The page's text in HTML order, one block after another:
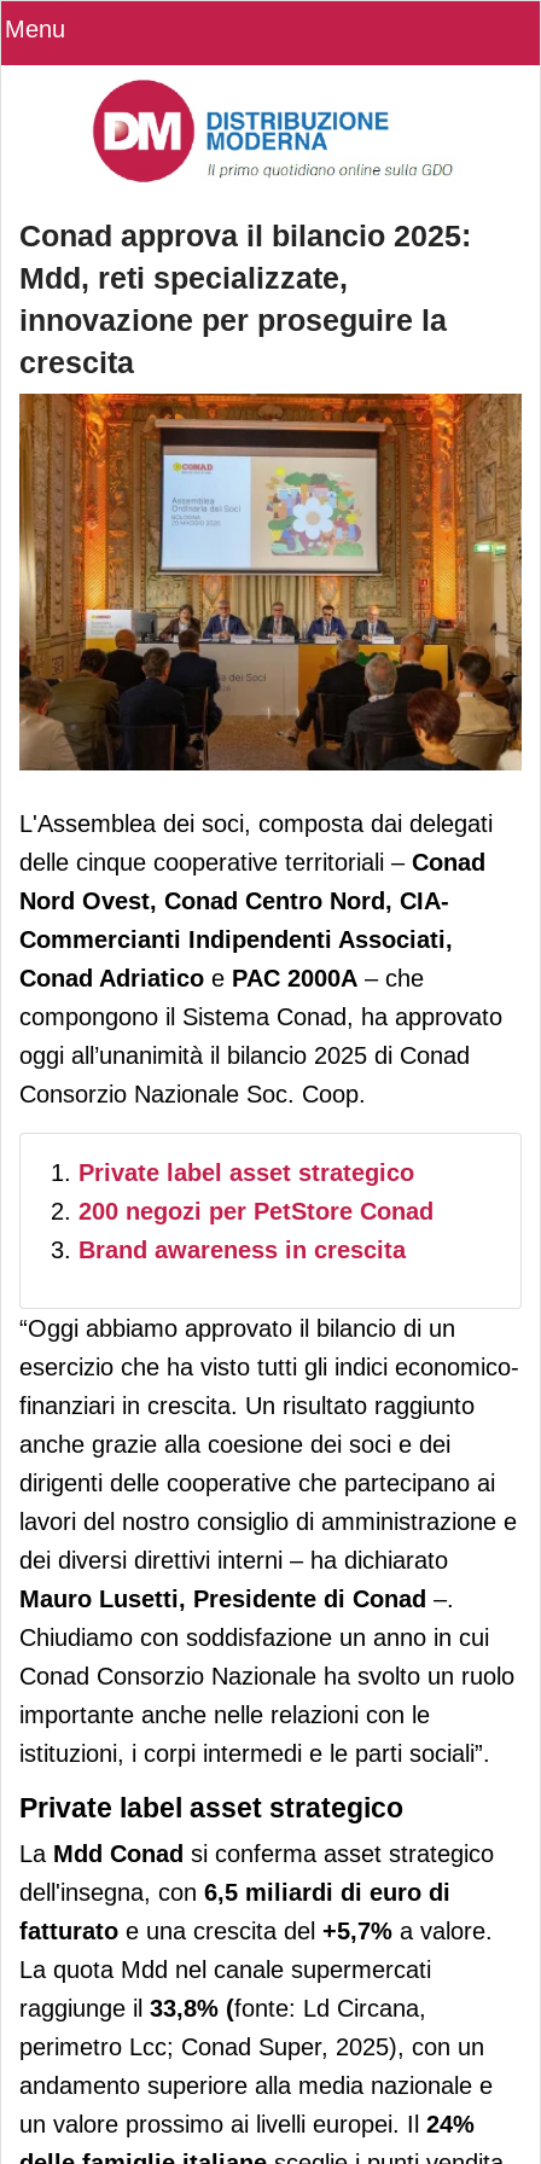
Menu
Conad approva il bilancio 2025:
Mdd, reti specializzate,
innovazione per proseguire la
crescita
Conad approva il bilancio 2025: Mdd,
reti specializzate, innovazione per
proseguire la crescita
L'Assemblea dei soci, composta dai delegati
delle cinque cooperative territoriali – Conad
Nord Ovest, Conad Centro Nord, CIA-
Commercianti Indipendenti Associati,
Conad Adriatico e PAC 2000A – che
compongono il Sistema Conad, ha approvato
oggi all’unanimità il bilancio 2025 di Conad
Consorzio Nazionale Soc. Coop.
Private label asset strategico
200 negozi per PetStore Conad
Brand awareness in crescita
“Oggi abbiamo approvato il bilancio di un
esercizio che ha visto tutti gli indici economico-
finanziari in crescita. Un risultato raggiunto
anche grazie alla coesione dei soci e dei
dirigenti delle cooperative che partecipano ai
lavori del nostro consiglio di amministrazione e
dei diversi direttivi interni – ha dichiarato
Mauro Lusetti, Presidente di Conad –.
Chiudiamo con soddisfazione un anno in cui
Conad Consorzio Nazionale ha svolto un ruolo
importante anche nelle relazioni con le
istituzioni, i corpi intermedi e le parti sociali”.
Private label asset strategico
La Mdd Conad si conferma asset strategico
dell'insegna, con 6,5 miliardi di euro di
fatturato e una crescita del +5,7% a valore.
La quota Mdd nel canale supermercati
raggiunge il 33,8% (fonte: Ld Circana,
perimetro Lcc; Conad Super, 2025), con un
andamento superiore alla media nazionale e
un valore prossimo ai livelli europei. Il 24%